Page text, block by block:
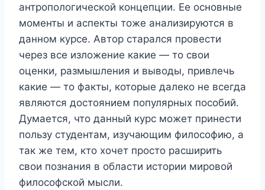
антропологической концепции. Ее основные
моменты и аспекты тоже анализируются в
данном курсе. Автор старался провести
через все изложение какие — то свои
оценки, размышления и выводы, привлечь
какие — то факты, которые далеко не всегда
являются достоянием популярных пособий.
Думается, что данный курс может принести
пользу студентам, изучающим философию, а
так же тем, кто хочет просто расширить
свои познания в области истории мировой
философской мысли.